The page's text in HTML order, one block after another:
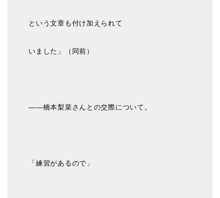
という文章も付け加えられて
いました」（同前）
――橋本梨菜さんとの交際について。
「練習があるので」